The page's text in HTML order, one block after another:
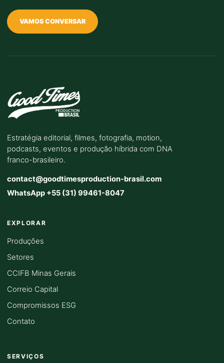
VAMOS CONVERSAR
Estratégia editorial, filmes, fotografia, motion,
podcasts, eventos e produção híbrida com DNA
franco-brasileiro.
contact@goodtimesproduction-brasil.com
WhatsApp +55 (31) 99461-8047
EXPLORAR
Produções
Setores
CCIFB Minas Gerais
Correio Capital
Compromissos ESG
Contato
SERVIÇOS